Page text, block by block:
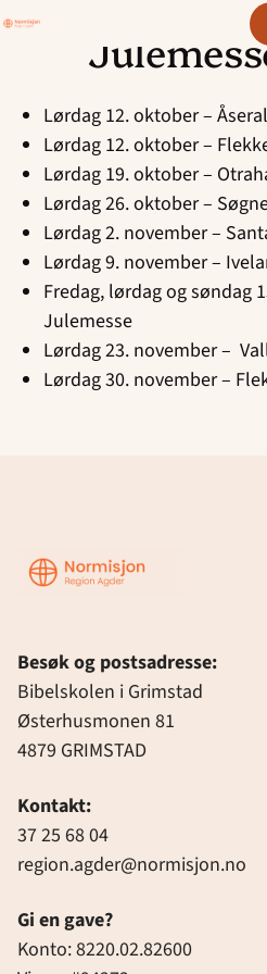
innhold
Agder
Lørdag 12. oktober –
Lørdag 12. oktober –
Lørdag 19. oktober –
Lørdag 26. oktober –
Lørdag 2. november –
Lørdag 9. november –
Fredag, lørdag og søndag
Julemesse
Lørdag 23. november –
Lørdag 30. november –
Region
Agder
Besøk og postsadresse:
Bibelskolen i Grimstad
Østerhusmonen 81
4879 GRIMSTAD
Kontakt:
37 25 68 04
region.agder@normisjon.no
Gi en gave?
Konto: 8220.02.82600